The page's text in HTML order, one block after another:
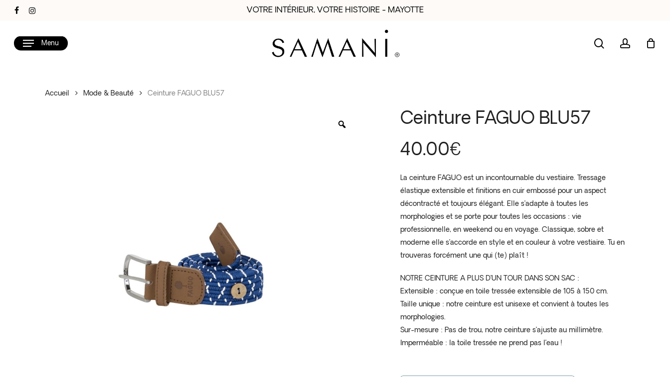
content
VOTRE INTÉRIEUR, VOTRE HISTOIRE - MAYOTTE
Menu searchaccount
Accueil Mode & Beauté Ceinture FAGUO BLU57
Ceinture FAGUO BLU57
40.00€
La ceinture FAGUO est un incontournable du vestiaire. Tressage
élastique extensible et finitions en cuir embossé pour un aspect
décontracté et toujours élégant. Elle s’adapte à toutes les
morphologies et se porte pour toutes les occasions : vie
professionnelle, en weekend ou en voyage. Classique, sobre et
moderne elle s’accorde en style et en couleur à votre vestiaire. Tu en
trouveras forcément une qui (te) plaît !
NOTRE CEINTURE A PLUS D’UN TOUR DANS SON SAC :
Extensible : conçue en toile tressée extensible de 105 à 150 cm.
Taille unique : notre ceinture est unisexe et convient à toutes les
morphologies.
Sur-mesure : Pas de trou, notre ceinture s’ajuste au millimètre.
Imperméable : la toile tressée ne prend pas l’eau !